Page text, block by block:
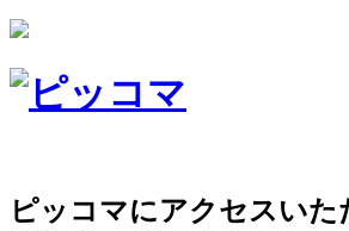
ピッコマにアクセスいた